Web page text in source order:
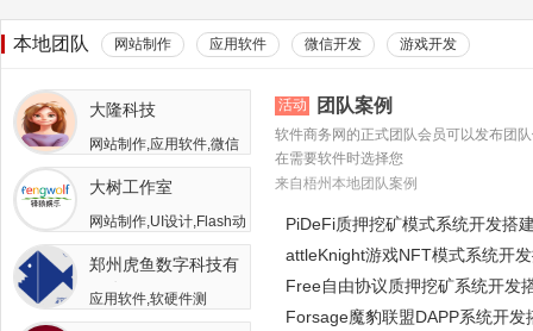
本地团队 网站制作 应用软件 微信开发 游戏开发
大隆科技
网站制作,应用软件,微信
开发,游戏开发,APP开发,
软件二次开发
大树工作室
网站制作,UI设计,Flash动
画,游戏开发,APP开发,广
告包装设计
郑州虎鱼数字科技有
限公司
应用软件,软硬件测
试,APP开发,人员外包,其
活动 团队案例
软件商务网的正式团队会员可以发布团
在需要软件时选择您
来自梧州本地团队案例
PiDeFi质押挖矿模式系统开发搭
attleKnight游戏NFT模式系统开
Free自由协议质押挖矿系统开发
Forsage魔豹联盟DAPP系统开发